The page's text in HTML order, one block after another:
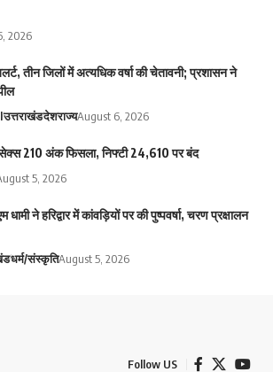
2026
तीन जिलों में अत्यधिक वर्षा की चेतावनी; प्रशासन ने
उत्तराखंडदेशराज्यAugust 6, 2026
210 अंक फिसला, निफ्टी 24,610 पर बंद
5, 2026
ने हरिद्वार में कांवड़ियों पर की पुष्पवर्षा, चरण प्रक्षालन
धर्म/संस्कृतिAugust 5, 2026
Follow US